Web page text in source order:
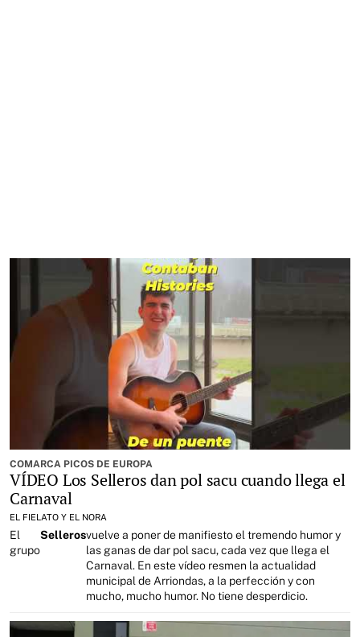
COMARCA PICOS DE EUROPA
VÍDEO Los Selleros dan pol sacu cuando llega el
Carnaval
EL FIELATO Y EL NORA
El
grupo
Sellerosvuelve a poner de manifiesto el tremendo humor y
las ganas de dar pol sacu, cada vez que llega el
Carnaval. En este vídeo resmen la actualidad
municipal de Arriondas, a la perfección y con
mucho, mucho humor. No tiene desperdicio.